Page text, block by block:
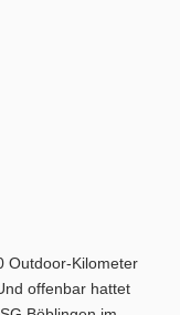
Outdoor-Kilometer
offenbar hattet